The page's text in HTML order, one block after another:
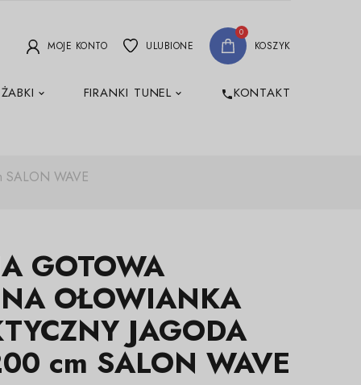
MOJE KONTO ULUBIONE
0
KOSZYK
FIRANKI TUNEL phoneKONTAKT
SALON WAVE
GOTOWA
OŁOWIANKA
JAGODA
cm SALON WAVE